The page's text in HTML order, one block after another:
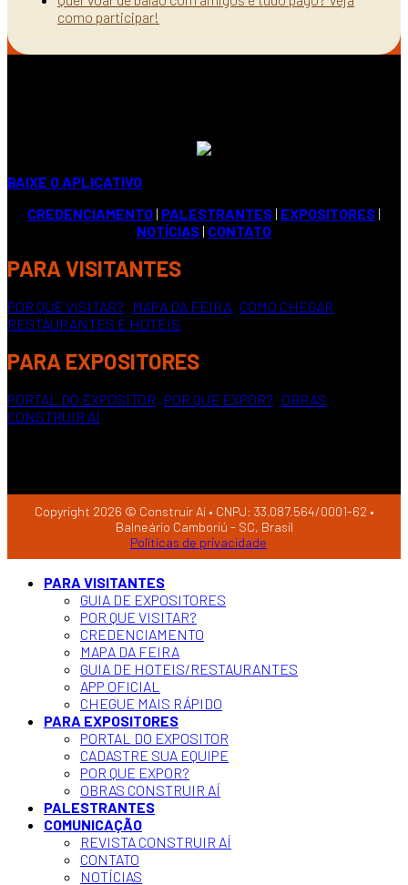
como participar!
BAIXE O APLICATIVO
CREDENCIAMENTO | PALESTRANTES | EXPOSITORES |
NOTÍCIAS | CONTATO
PARA VISITANTES
POR QUE VISITAR? MAPA DA FEIRA COMO CHEGAR
RESTAURANTES E HOTÉIS
PARA EXPOSITORES
PORTAL DO EXPOSITOR POR QUE EXPOR? OBRAS
CONSTRUIR AÍ
Copyright 2026 © Construir Aí • CNPJ: 33.087.564/0001-62 •
Balneário Camboriú - SC, Brasil
Políticas de privacidade
PARA VISITANTES
GUIA DE EXPOSITORES
POR QUE VISITAR?
CREDENCIAMENTO
MAPA DA FEIRA
GUIA DE HOTEIS/RESTAURANTES
APP OFICIAL
CHEGUE MAIS RÁPIDO
PARA EXPOSITORES
PORTAL DO EXPOSITOR
CADASTRE SUA EQUIPE
POR QUE EXPOR?
OBRAS CONSTRUIR AÍ
PALESTRANTES
COMUNICAÇÃO
REVISTA CONSTRUIR AÍ
CONTATO
NOTÍCIAS